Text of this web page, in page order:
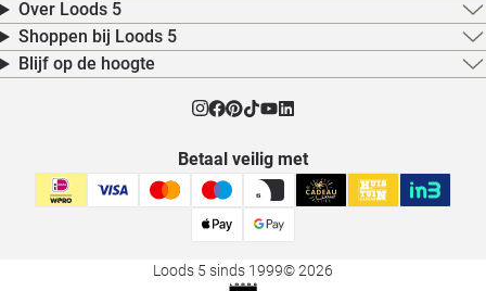
Over Loods 5
Shoppen bij Loods 5
Blijf op de hoogte
Betaal veilig met
Loods 5 sinds 1999© 2026